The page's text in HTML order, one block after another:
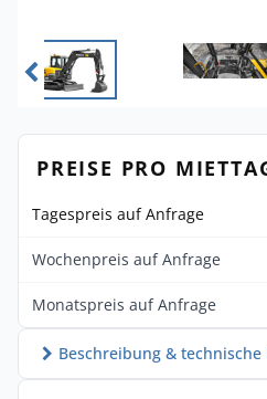
PREISE PRO
Tagespreis auf Anfrage
Wochenpreis auf Anfrage
Monatspreis auf Anfrage
Beschreibung & technische